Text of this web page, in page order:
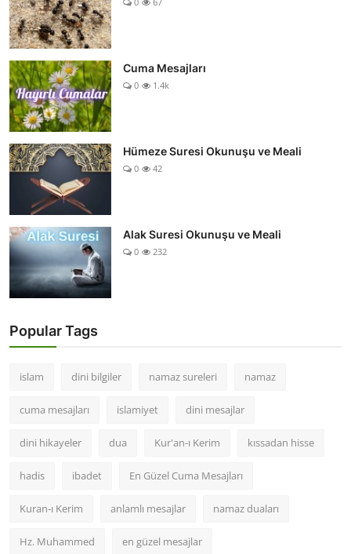
Cuma Mesajları
0 1.4k
Hümeze Suresi Okunuşu ve Meali
0 42
Alak Suresi Okunuşu ve Meali
0 232
Popular Tags
islam dini bilgiler namaz sureleri namaz
cuma mesajları islamiyet dini mesajlar
dini hikayeler dua Kur'an-ı Kerim kıssadan hisse
hadis ibadet En Güzel Cuma Mesajları
Kuran-ı Kerim anlamlı mesajlar namaz duaları
Hz. Muhammed en güzel mesajlar